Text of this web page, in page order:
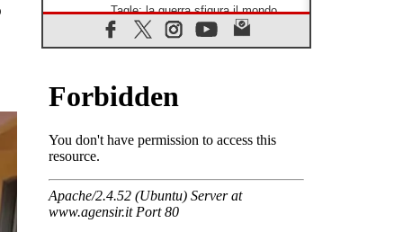
A Castel Gandolfo l'arazzo di
Raffaello sulla predica di San Paolo
07.08.2026
trasfigura
07.08.2026
intensi tra Chiesa, popolo e
istituzioni
SIGNIS 2026, dare voce alle
religiose cattoliche nello spazio
pubblico